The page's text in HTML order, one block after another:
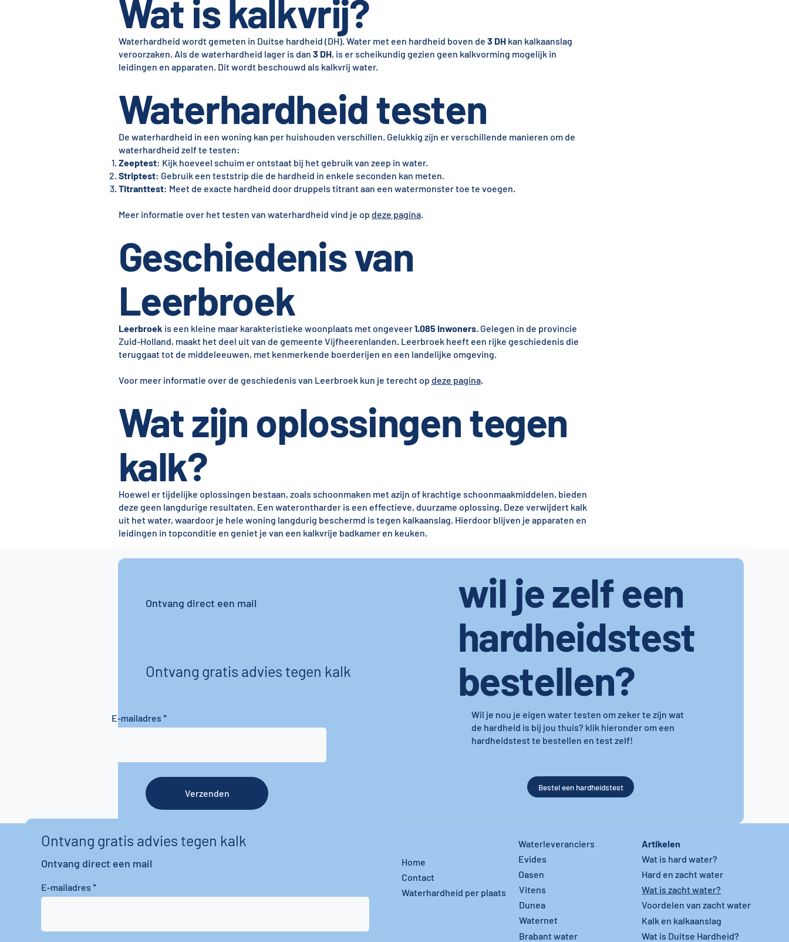
Wat is kalkvrij?
Waterhardheid wordt gemeten in Duitse hardheid (DH). Water met een hardheid boven de 3 DHkan kalkaanslag
veroorzaken. Als de waterhardheid lager is dan 3 DH, is er scheikundig gezien geen kalkvorming mogelijk in
leidingen en apparaten. Dit wordt beschouwd als kalkvrij water.
Waterhardheid testen
De waterhardheid in een woning kan per huishouden verschillen. Gelukkig zijn er verschillende manieren om de
waterhardheid zelf te testen:
Zeeptest: Kijk hoeveel schuim er ontstaat bij het gebruik van zeep in water.
Striptest: Gebruik een teststrip die de hardheid in enkele seconden kan meten.
Titranttest: Meet de exacte hardheid door druppels titrant aan een watermonster toe te voegen.
Meer informatie over het testen van waterhardheid vind je op deze pagina.
Geschiedenis van
Leerbroek
Leerbroek is een kleine maar karakteristieke woonplaats met ongeveer1.085 inwoners. Gelegen in de provincie
Zuid-Holland, maakt het deel uit van de gemeente Vijfheerenlanden. Leerbroek heeft een rijke geschiedenis die
teruggaat tot de middeleeuwen, met kenmerkende boerderijen en een landelijke omgeving.
Voor meer informatie over de geschiedenis van Leerbroek kun je terecht op deze pagina.
Wat zijn oplossingen tegen
kalk?
Hoewel er tijdelijke oplossingen bestaan, zoals schoonmaken met azijn of krachtige schoonmaakmiddelen, bieden
deze geen langdurige resultaten. Een waterontharder is een effectieve, duurzame oplossing. Deze verwijdert kalk
uit het water, waardoor je hele woning langdurig beschermd is tegen kalkaanslag. Hierdoor blijven je apparaten en
leidingen in topconditie en geniet je van een kalkvrije badkamer en keuken.
Ontvang gratis advies tegen kalk
Ontvang direct een mail
wil je zelf een
hardheidstest
bestellen?
E-mailadres
Wil je nou je eigen water testen om zeker te zijn wat
de hardheid is bij jou thuis? klik hieronder om een
hardheidstest te bestellen en test zelf!
Verzenden
Bestel een hardheidstest
Ontvang gratis advies tegen kalk
Ontvang direct een mail
E-mailadres
Home
Contact
Waterhardheid per plaats
Waterleveranciers
Evides
Oasen
Vitens
Dunea
Waternet
Brabant water
Artikelen
Wat is hard water?
Hard en zacht water
Wat is zacht water?
Voordelen van zacht water
Kalk en kalkaanslag
Wat is Duitse Hardheid?